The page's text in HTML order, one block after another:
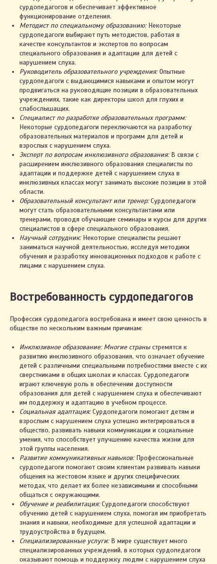
сурдопедагогов и обеспечивает эффективное
функционирование отделения.
Методист по специальному образованию:Некоторые
сурдопедагоги выбирают путь методистов, работая в
качестве консультантов и экспертов по вопросам
специального образования и адаптации для детей с
нарушением слуха.
Руководитель образовательного учреждения:Опытные
сурдопедагоги с выдающимися навыками и опытом могут
продвигаться на руководящие позиции в образовательных
учреждениях, такие как директоры школ для глухих и
слабослышащих.
Специалист по разработке образовательных программ:
Некоторые сурдопедагоги переключаются на разработку
образовательных материалов и программ для детей и
взрослых с нарушением слуха.
Эксперт по вопросам инклюзивного образования:В связи с
расширением инклюзивного образования специалисты по
адаптации и поддержке детей с нарушением слуха в
инклюзивных классах могут занимать высокие позиции в этой
области.
Образовательный консультант или тренер:Сурдопедагоги
могут стать образовательными консультантами или
тренерами, проводя обучающие семинары и курсы для других
специалистов в сфере специального образования.
Научный сотрудник:Некоторые специалисты решают
заниматься научной деятельностью, исследуя методики
обучения и разработку инновационных подходов к работе с
лицами с нарушением слуха.
Востребованность сурдопедагогов
Профессия сурдопедагога востребована и имеет свою ценность в
обществе по нескольким важным причинам:
Инклюзивное образование: Многие страныстремятся к
развитию инклюзивного образования, что означает обучение
детей с различными специальными потребностями вместе с их
сверстниками в общих школах и классах. Сурдопедагоги
играют ключевую роль в обеспечении доступности
образования для детей с нарушением слуха и обеспечивают
им поддержку и адаптацию в учебном процессе.
Социальная адаптация:Сурдопедагоги помогают детям и
взрослым с нарушением слуха успешно интегрироваться в
общество, развивать навыки коммуникации и социальные
умения, что способствует улучшению качества жизни для
этой группы населения.
Развитие коммуникативных навыков:Профессиональные
сурдопедагоги помогают своим клиентам развивать навыки
общения на жестовом языке и других специфических
методах, что делает их более независимыми и способными
общаться с окружающими.
Обучение и реабилитация:Сурдопедагоги способствуют
обучению детей с нарушением слуха, помогая им приобретать
знания и навыки, необходимые для успешной адаптации и
трудоустройства в будущем.
Специализированные услуги:В мире существует много
специализированных учреждений, в которых сурдопедагоги
оказывают помощь и поддержку людям с нарушением слуха